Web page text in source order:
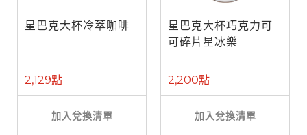
星巴克大杯冷萃咖啡
2,129點
加入兌換清單
星巴克大杯巧克力可
可碎片星冰樂
2,200點
加入兌換清單